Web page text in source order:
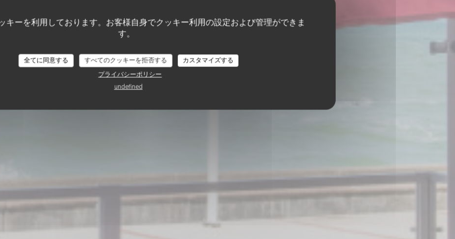
キーを利用しております。お客様自身でクッキー利用の設定および管理ができま
す。
全てに同意する すべてのクッキーを拒否する
カスタマイズする
プライバシーポリシー
undefined
BRASSERIE - RESTAURANT
Le Sable Rouge
LE SABLE ROUGE